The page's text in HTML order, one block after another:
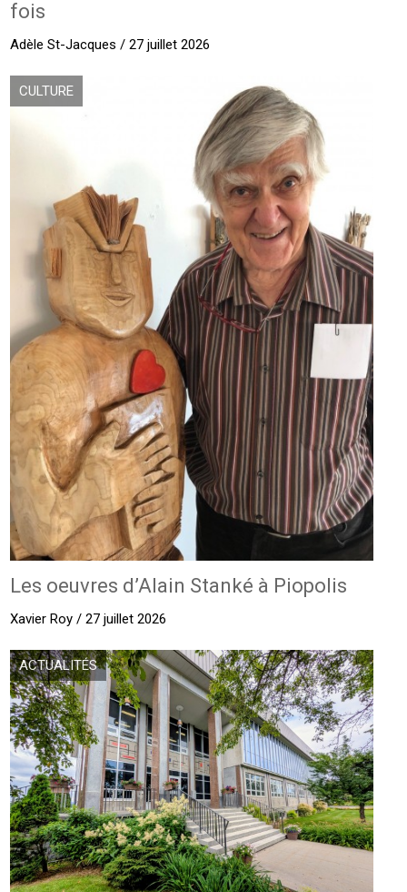
fois
Adèle St-Jacques / 27 juillet 2026
CULTURE
Les oeuvres d’Alain Stanké à Piopolis
Xavier Roy / 27 juillet 2026
ACTUALITÉS